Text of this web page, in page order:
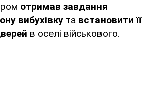
отримав завдання
вибухівку та встановити її
в оселі військового.